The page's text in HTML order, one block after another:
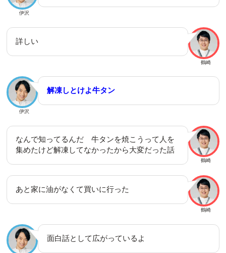
伊沢
鶴崎
詳しい
伊沢
解凍しとけよ牛タン
鶴崎
なんで知ってるんだ 牛タンを焼こうって人を
集めたけど解凍してなかったから大変だった話
鶴崎
あと家に油がなくて買いに行った
面白話として広がっているよ